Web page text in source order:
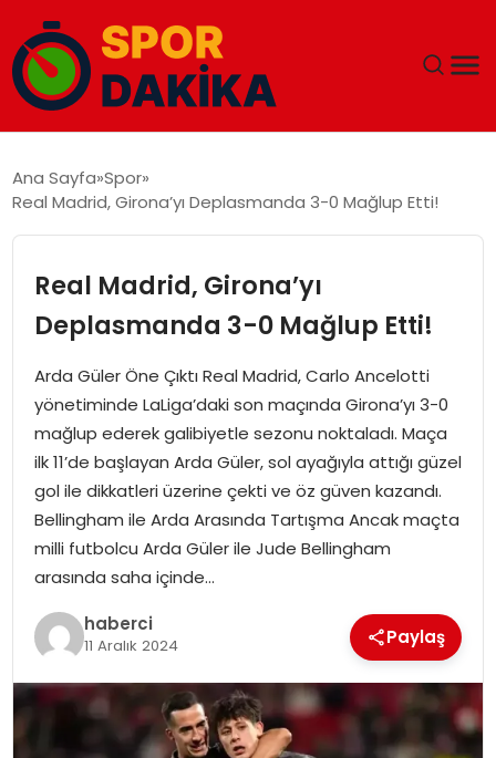
DÜNYA
EĞITIM
EKONOMI
MAGAZIN
SAĞLIK
SIYASET
SPOR
Ana Sayfa Spor
Real Madrid, Girona’yı Deplasmanda 3-0 Mağlup Etti!
Real Madrid, Girona’yı
Deplasmanda 3-0 Mağlup Etti!
Arda Güler Öne Çıktı Real Madrid, Carlo Ancelotti
yönetiminde LaLiga’daki son maçında Girona’yı 3-0
mağlup ederek galibiyetle sezonu noktaladı. Maça
ilk 11’de başlayan Arda Güler, sol ayağıyla attığı güzel
gol ile dikkatleri üzerine çekti ve öz güven kazandı.
Bellingham ile Arda Arasında Tartışma Ancak maçta
milli futbolcu Arda Güler ile Jude Bellingham
arasında saha içinde…
haberci
11 Aralık 2024 Paylaş